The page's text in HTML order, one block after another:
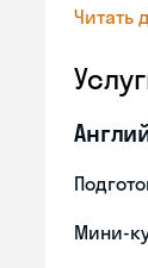
Читать
Мини-